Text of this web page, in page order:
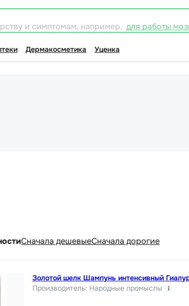
и симптомам, например, для работы
Дермакосметика Уценка
Cначала дешевыеCначала дорогие
Золотой шелк Шампунь интенсивный
Производитель: Народные промыслы i